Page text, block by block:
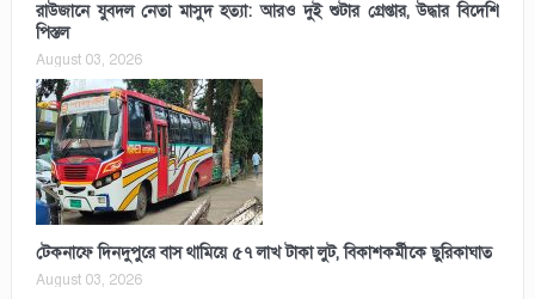
রাউজানে যুবদল নেতা মাসুদ হত্যা: আরও দুই শুটার গ্রেপ্তার, উদ্ধার বিদেশি
পিস্তল
August 03, 2026
টেকনাফে দিনদুপুরে বাস থামিয়ে ৫৭ লাখ টাকা লুট, বিকাশকর্মীকে ছুরিকাঘাত
August 03, 2026